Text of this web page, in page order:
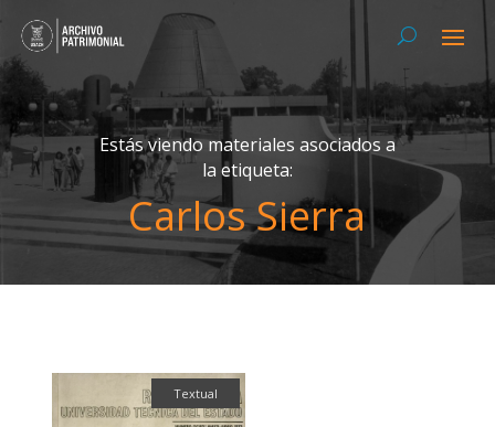
Estás viendo materiales asociados a
la etiqueta:
Carlos Sierra
Textual